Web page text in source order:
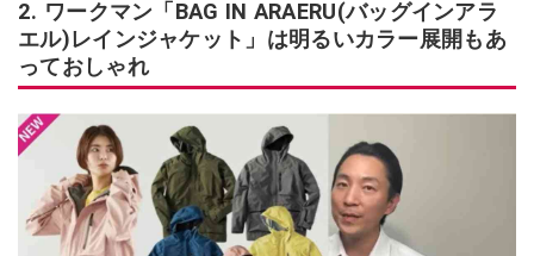
2. ワークマン「BAG IN ARAERU(バッグインアラ
エル)レインジャケット」は明るいカラー展開もあ
っておしゃれ